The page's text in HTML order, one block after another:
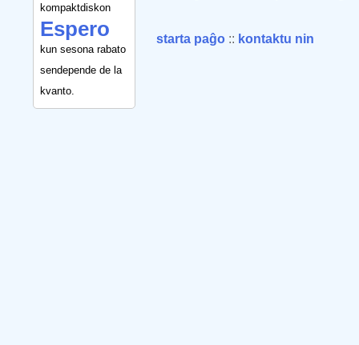
kompaktdiskon
Espero
kun sesona rabato
sendepende de la
kvanto.
starta paĝo :: kontaktu nin